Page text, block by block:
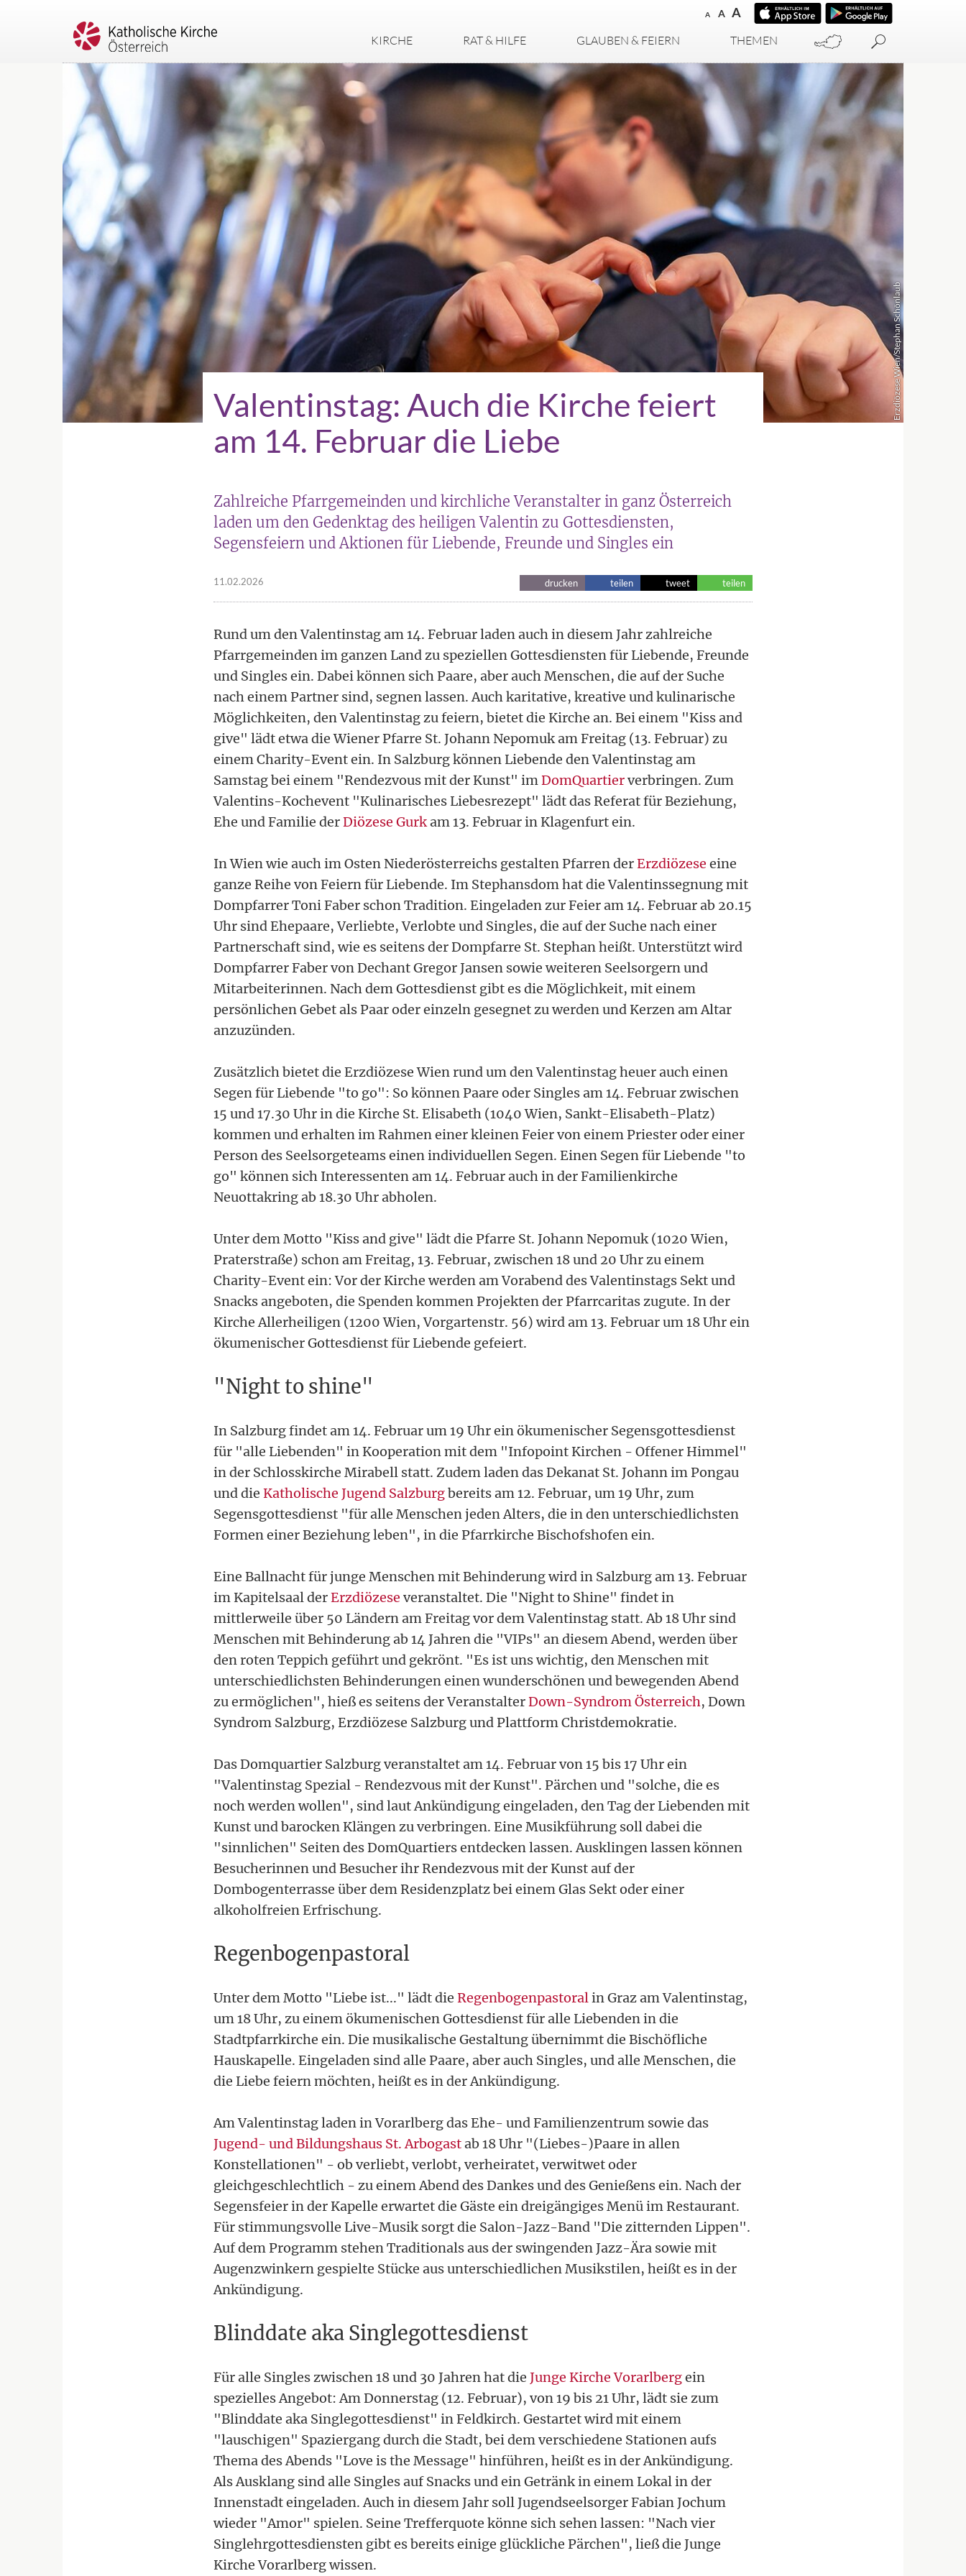
A A A
KIRCHE RAT & HILFE GLAUBEN & FEIERN THEMEN
Erzdiözese Wien/Stephan Schönlaub
Valentinstag: Auch die Kirche feiert
am 14. Februar die Liebe
Zahlreiche Pfarrgemeinden und kirchliche Veranstalter in ganz Österreich
laden um den Gedenktag des heiligen Valentin zu Gottesdiensten,
Segensfeiern und Aktionen für Liebende, Freunde und Singles ein
11.02.2026 drucken teilen tweet teilen
Rund um den Valentinstag am 14. Februar laden auch in diesem Jahr zahlreiche
Pfarrgemeinden im ganzen Land zu speziellen Gottesdiensten für Liebende, Freunde
und Singles ein. Dabei können sich Paare, aber auch Menschen, die auf der Suche
nach einem Partner sind, segnen lassen. Auch karitative, kreative und kulinarische
Möglichkeiten, den Valentinstag zu feiern, bietet die Kirche an. Bei einem "Kiss and
give" lädt etwa die Wiener Pfarre St. Johann Nepomuk am Freitag (13. Februar) zu
einem Charity-Event ein. In Salzburg können Liebende den Valentinstag am
Samstag bei einem "Rendezvous mit der Kunst" imDomQuartierverbringen. Zum
Valentins-Kochevent "Kulinarisches Liebesrezept" lädt das Referat für Beziehung,
Ehe und Familie derDiözese Gurkam 13. Februar in Klagenfurt ein.
In Wien wie auch im Osten Niederösterreichs gestalten Pfarren derErzdiözese eine
ganze Reihe von Feiern für Liebende. Im Stephansdom hat die Valentinssegnung mit
Dompfarrer Toni Faber schon Tradition. Eingeladen zur Feier am 14. Februar ab 20.15
Uhr sind Ehepaare, Verliebte, Verlobte und Singles, die auf der Suche nach einer
Partnerschaft sind, wie es seitens der Dompfarre St. Stephan heißt. Unterstützt wird
Dompfarrer Faber von Dechant Gregor Jansen sowie weiteren Seelsorgern und
Mitarbeiterinnen. Nach dem Gottesdienst gibt es die Möglichkeit, mit einem
persönlichen Gebet als Paar oder einzeln gesegnet zu werden und Kerzen am Altar
anzuzünden.
Zusätzlich bietet die Erzdiözese Wien rund um den Valentinstag heuer auch einen
Segen für Liebende "to go": So können Paare oder Singles am 14. Februar zwischen
15 und 17.30 Uhr in die Kirche St. Elisabeth (1040 Wien, Sankt-Elisabeth-Platz)
kommen und erhalten im Rahmen einer kleinen Feier von einem Priester oder einer
Person des Seelsorgeteams einen individuellen Segen. Einen Segen für Liebende "to
go" können sich Interessenten am 14. Februar auch in der Familienkirche
Neuottakring ab 18.30 Uhr abholen.
Unter dem Motto "Kiss and give" lädt die Pfarre St. Johann Nepomuk (1020 Wien,
Praterstraße) schon am Freitag, 13. Februar, zwischen 18 und 20 Uhr zu einem
Charity-Event ein: Vor der Kirche werden am Vorabend des Valentinstags Sekt und
Snacks angeboten, die Spenden kommen Projekten der Pfarrcaritas zugute. In der
Kirche Allerheiligen (1200 Wien, Vorgartenstr. 56) wird am 13. Februar um 18 Uhr ein
ökumenischer Gottesdienst für Liebende gefeiert.
"Night to shine"
In Salzburg findet am 14. Februar um 19 Uhr ein ökumenischer Segensgottesdienst
für "alle Liebenden" in Kooperation mit dem "Infopoint Kirchen - Offener Himmel"
in der Schlosskirche Mirabell statt. Zudem laden das Dekanat St. Johann im Pongau
und die Katholische Jugend Salzburgbereits am 12. Februar, um 19 Uhr, zum
Segensgottesdienst "für alle Menschen jeden Alters, die in den unterschiedlichsten
Formen einer Beziehung leben", in die Pfarrkirche Bischofshofen ein.
Eine Ballnacht für junge Menschen mit Behinderung wird in Salzburg am 13. Februar
im Kapitelsaal derErzdiözese veranstaltet. Die "Night to Shine" findet in
mittlerweile über 50 Ländern am Freitag vor dem Valentinstag statt. Ab 18 Uhr sind
Menschen mit Behinderung ab 14 Jahren die "VIPs" an diesem Abend, werden über
den roten Teppich geführt und gekrönt. "Es ist uns wichtig, den Menschen mit
unterschiedlichsten Behinderungen einen wunderschönen und bewegenden Abend
zu ermöglichen", hieß es seitens der VeranstalterDown-Syndrom Österreich, Down
Syndrom Salzburg, Erzdiözese Salzburg und Plattform Christdemokratie.
Das Domquartier Salzburg veranstaltet am 14. Februar von 15 bis 17 Uhr ein
"Valentinstag Spezial - Rendezvous mit der Kunst". Pärchen und "solche, die es
noch werden wollen", sind laut Ankündigung eingeladen, den Tag der Liebenden mit
Kunst und barocken Klängen zu verbringen. Eine Musikführung soll dabei die
"sinnlichen" Seiten des DomQuartiers entdecken lassen. Ausklingen lassen können
Besucherinnen und Besucher ihr Rendezvous mit der Kunst auf der
Dombogenterrasse über dem Residenzplatz bei einem Glas Sekt oder einer
alkoholfreien Erfrischung.
Regenbogenpastoral
Unter dem Motto "Liebe ist..." lädt die Regenbogenpastoralin Graz am Valentinstag,
um 18 Uhr, zu einem ökumenischen Gottesdienst für alle Liebenden in die
Stadtpfarrkirche ein. Die musikalische Gestaltung übernimmt die Bischöfliche
Hauskapelle. Eingeladen sind alle Paare, aber auch Singles, und alle Menschen, die
die Liebe feiern möchten, heißt es in der Ankündigung.
Am Valentinstag laden in Vorarlberg das Ehe- und Familienzentrum sowie das
Jugend- und Bildungshaus St. Arbogastab 18 Uhr "(Liebes-)Paare in allen
Konstellationen" - ob verliebt, verlobt, verheiratet, verwitwet oder
gleichgeschlechtlich - zu einem Abend des Dankes und des Genießens ein. Nach der
Segensfeier in der Kapelle erwartet die Gäste ein dreigängiges Menü im Restaurant.
Für stimmungsvolle Live-Musik sorgt die Salon-Jazz-Band "Die zitternden Lippen".
Auf dem Programm stehen Traditionals aus der swingenden Jazz-Ära sowie mit
Augenzwinkern gespielte Stücke aus unterschiedlichen Musikstilen, heißt es in der
Ankündigung.
Blinddate aka Singlegottesdienst
Für alle Singles zwischen 18 und 30 Jahren hat die Junge Kirche Vorarlbergein
spezielles Angebot: Am Donnerstag (12. Februar), von 19 bis 21 Uhr, lädt sie zum
"Blinddate aka Singlegottesdienst" in Feldkirch. Gestartet wird mit einem
"lauschigen" Spaziergang durch die Stadt, bei dem verschiedene Stationen aufs
Thema des Abends "Love is the Message" hinführen, heißt es in der Ankündigung.
Als Ausklang sind alle Singles auf Snacks und ein Getränk in einem Lokal in der
Innenstadt eingeladen. Auch in diesem Jahr soll Jugendseelsorger Fabian Jochum
wieder "Amor" spielen. Seine Trefferquote könne sich sehen lassen: "Nach vier
Singlehrgottesdiensten gibt es bereits einige glückliche Pärchen", ließ die Junge
Kirche Vorarlberg wissen.